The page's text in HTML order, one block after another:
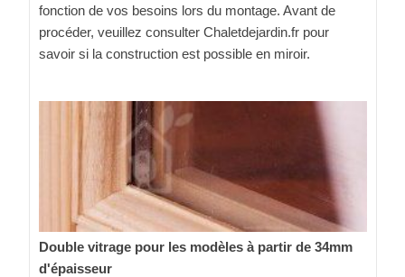
fonction de vos besoins lors du montage. Avant de
procéder, veuillez consulter Chaletdejardin.fr pour
savoir si la construction est possible en miroir.
Double vitrage pour les modèles à partir de 34mm
d'épaisseur